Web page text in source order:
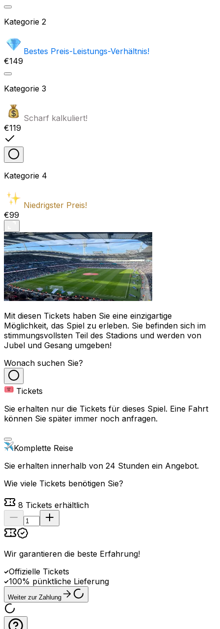
Kategorie 2
Bestes Preis-Leistungs-Verhältnis!
€149
Kategorie 3
Scharf kalkuliert!
€119
Kategorie 4
Niedrigster Preis!
€99
Mit diesen Tickets haben Sie eine einzigartige
Möglichkeit, das Spiel zu erleben. Sie befinden sich im
stimmungsvollsten Teil des Stadions und werden von
Jubel und Gesang umgeben!
Wonach suchen Sie?
Tickets
Sie erhalten nur die Tickets für dieses Spiel. Eine Fahrt
können Sie später immer noch anfragen.
Komplette Reise
Sie erhalten innerhalb von 24 Stunden ein Angebot.
Wie viele Tickets benötigen Sie?
8 Tickets erhältlich
Wir garantieren die beste Erfahrung!
Offizielle Tickets
100% pünktliche Lieferung
Weiter zur Zahlung